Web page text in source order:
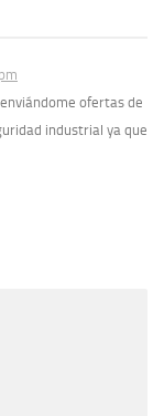
ofertas de
industrial ya que